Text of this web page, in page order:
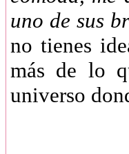
uno de sus
no tienes
más de lo
universo